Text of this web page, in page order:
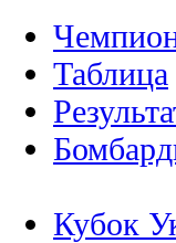
Таблица
Кубок